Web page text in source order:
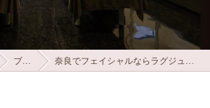
ブログ 奈良でフェイシャルならラグジュアリーサロンボヌール